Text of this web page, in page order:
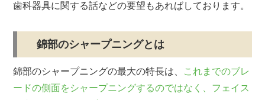
歯科器具に関する話などの要望もあればしております。
錦部のシャープニングとは
錦部のシャープニングの最大の特長は、 これまでのブレ
ードの側面をシャープニングするのではなく、フェイス